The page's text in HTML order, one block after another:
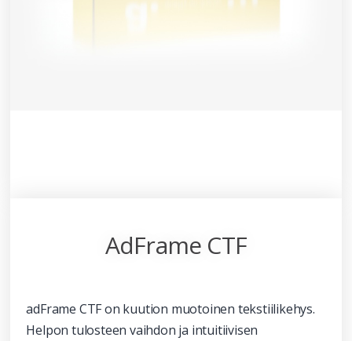
AdFrame CTF
adFrame CTF on kuution muotoinen tekstiilikehys.
Helpon tulosteen vaihdon ja intuitiivisen